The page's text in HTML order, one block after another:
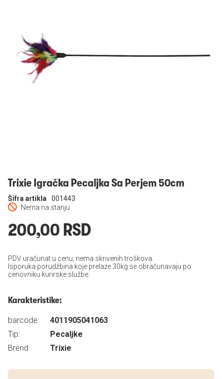
Trixie Igračka Pecaljka Sa Perjem 50cm
Nema na stanju
Šifra artikla 001443
200,00 RSD
PDV uračunat u cenu, nema skrivenih troškova.
Isporuka porudžbina koje prelaze 30kg se obračunavaju po
cenovniku kurirske službe.
Karakteristike:
barcode:
4011905041063
Tip:
Pecaljke
Brend:
Trixie